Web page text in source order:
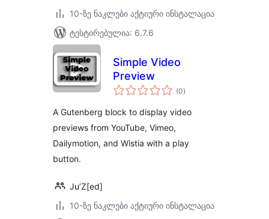
10-ზე ნაკლები აქტიური ინსტალაცია
ტესტირებულია: 6.7.6
Simple Video
Preview
(0საერთო
რეიტინგი
)
A Gutenberg block to display video
previews from YouTube, Vimeo,
Dailymotion, and Wistia with a play
button.
Ju’Z[ed]
10-ზე ნაკლები აქტიური ინსტალაცია